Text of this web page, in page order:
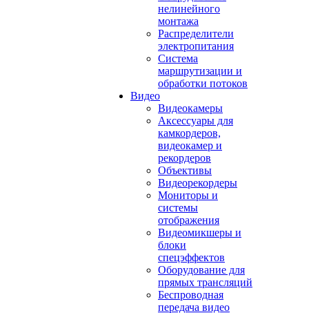
нелинейного
монтажа
Распределители
электропитания
Система
маршрутизации и
обработки потоков
Видео
Видеокамеры
Аксессуары для
камкордеров,
видеокамер и
рекордеров
Объективы
Видеорекордеры
Мониторы и
системы
отображения
Видеомикшеры и
блоки
спецэффектов
Оборудование для
прямых трансляций
Беспроводная
передача видео